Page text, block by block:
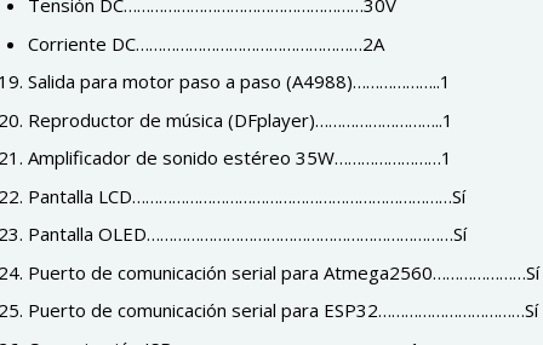
Tensión DC………………………………………………30V
Corriente DC……………………………………………2A
Salida para motor paso a paso (A4988)………………..1
Reproductor de música (DFplayer)………………………..1
Amplificador de sonido estéreo 35W……………………1
Pantalla LCD………………………………………………………………Sí
Pantalla OLED……………………………………………………………Sí
Puerto de comunicación serial para Atmega2560…………………Sí
Puerto de comunicación serial para ESP32……………………………Sí